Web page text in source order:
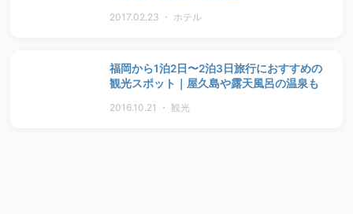
2017.02.23 ・ ホテル
福岡から1泊2日〜2泊3日旅行におすすめの
観光スポット｜屋久島や露天風呂の温泉も
2016.10.21 ・ 観光